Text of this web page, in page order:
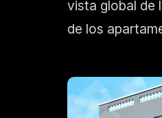
vista global de
de los